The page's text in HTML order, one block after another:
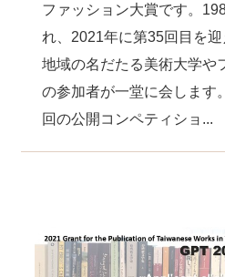
ファッション大賞です。
れ、2021年に第35回目を
地域の名だたる美術大学や
の参加者が一堂に会します
回の公開コンペティショ...